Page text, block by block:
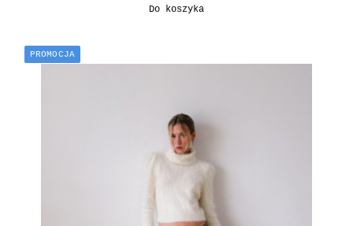
Do koszyka
PROMOCJA